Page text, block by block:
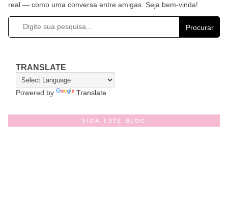
real — como uma conversa entre amigas. Seja bem-vinda!
Procurar
TRANSLATE
Powered by Translate
SIGA ESTE BLOG